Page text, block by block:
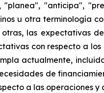
"anticipa",
u otra terminología
las expectativas
con respecto a
actualmente,
de
a las operaciones